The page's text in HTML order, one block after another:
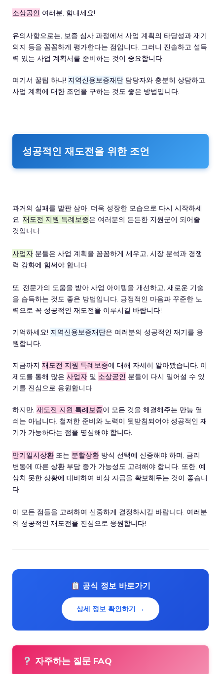
소상공인 여러분, 힘내세요!
유의사항으로는, 보증 심사 과정에서 사업 계획의 타당성과 재기
의지 등을 꼼꼼하게 평가한다는 점입니다. 그러니 진솔하고 설득
력 있는 사업 계획서를 준비하는 것이 중요합니다.
여기서 꿀팁 하나! 지역신용보증재단 담당자와 충분히 상담하고,
사업 계획에 대한 조언을 구하는 것도 좋은 방법입니다.
성공적인 재도전을 위한 조언
과거의 실패를 발판 삼아, 더욱 성장한 모습으로 다시 시작하세
요! 재도전 지원 특례보증은 여러분의 든든한 지원군이 되어줄
것입니다.
사업자 분들은 사업 계획을 꼼꼼하게 세우고, 시장 분석과 경쟁
력 강화에 힘써야 합니다.
또, 전문가의 도움을 받아 사업 아이템을 개선하고, 새로운 기술
을 습득하는 것도 좋은 방법입니다. 긍정적인 마음과 꾸준한 노
력으로 꼭 성공적인 재도전을 이루시길 바랍니다!
기억하세요! 지역신용보증재단은 여러분의 성공적인 재기를 응
원합니다.
지금까지 재도전 지원 특례보증에 대해 자세히 알아봤습니다. 이
제도를 통해 많은 사업자 및 소상공인 분들이 다시 일어설 수 있
기를 진심으로 응원합니다.
하지만, 재도전 지원 특례보증이 모든 것을 해결해주는 만능 열
쇠는 아닙니다. 철저한 준비와 노력이 뒷받침되어야 성공적인 재
기가 가능하다는 점을 명심해야 합니다.
만기일시상환 또는 분할상환 방식 선택에 신중해야 하며, 금리
변동에 따른 상환 부담 증가 가능성도 고려해야 합니다. 또한, 예
상치 못한 상황에 대비하여 비상 자금을 확보해두는 것이 좋습니
다.
이 모든 점들을 고려하여 신중하게 결정하시길 바랍니다. 여러분
의 성공적인 재도전을 진심으로 응원합니다!
공식 정보 바로가기
상세 정보 확인하기 →
자주하는 질문 FAQ